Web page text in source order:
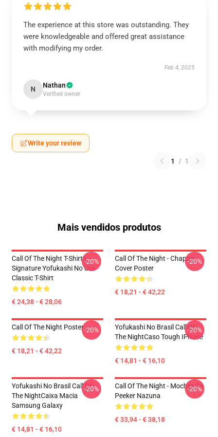
The experience at this store was outstanding. They
were knowledgeable and offered great assistance
with modifying my order.
Feb 4, 2025
N Nathan
Verified owner
Write your review
1 / 1
Mais vendidos produtos
Call Of The Night T-Shirts -
Signature Yofukashi No Uta
Classic T-Shirt
€ 24,38 - € 28,06
-20%
Call Of The Night - Chapter
Cover Poster
€ 18,21 - € 42,22
-20%
Call Of The Night Poster
€ 18,21 - € 42,22
-20%
Yofukashi No Brasil Call Of
The NightCaso Tough IPhone
€ 14,81 - € 16,10
-20%
Yofukashi No Brasil Call Of
The NightCaixa Macia
Samsung Galaxy
€ 14,81 - € 16,10
-20%
Call Of The Night - Mochila De
Peeker Nazuna
€ 33,94 - € 38,18
-20%